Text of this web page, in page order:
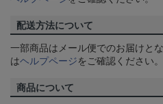
配送方法について
一部商品はメール便でのお届けと
はヘルプページをご確認ください。
商品について